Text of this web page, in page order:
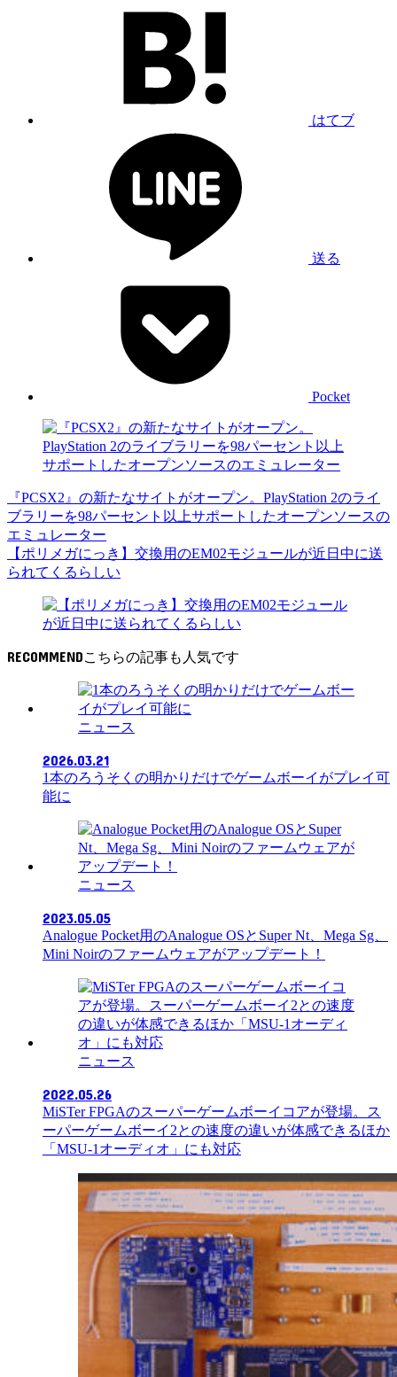
はてブ
送る
Pocket
『PCSX2』の新たなサイトがオープン。PlayStation 2のライ
ブラリーを98パーセント以上サポートしたオープンソースの
エミュレーター
【ポリメガにっき】交換用のEM02モジュールが近日中に送
られてくるらしい
RECOMMEND
ニュース
2026.03.21
1本のろうそくの明かりだけでゲームボーイがプレイ可
能に
ニュース
2023.05.05
Analogue Pocket用のAnalogue OSとSuper Nt、Mega Sg、
Mini Noirのファームウェアがアップデート！
ニュース
2022.05.26
MiSTer FPGAのスーパーゲームボーイコアが登場。ス
ーパーゲームボーイ2との速度の違いが体感できるほか
「MSU-1オーディオ」にも対応